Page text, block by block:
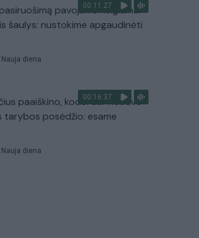
00:11:27
pavojams neigiamai
šaulys: nustokime apgaudinėti
Nauja diena
00:16:37
paaiškino, kodėl dar nebuvo
tarybos posėdžio: esame
Nauja diena